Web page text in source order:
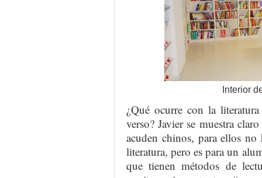
Interior
¿Qué ocurre con la
verso? Javier se muestra
acuden chinos, para ellos
literatura, pero es para un
que tienen métodos de